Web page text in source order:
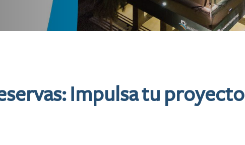
Impulsa tu proyecto